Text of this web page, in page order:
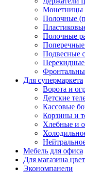
Монетницы
Полочные
Полочные
Поперечные
Подвесные
Для супермаркета
Ворота и
Детские
Кассовые
Корзины и
Хлебные и
Мебель для офиса
Для магазина
Экономпанели